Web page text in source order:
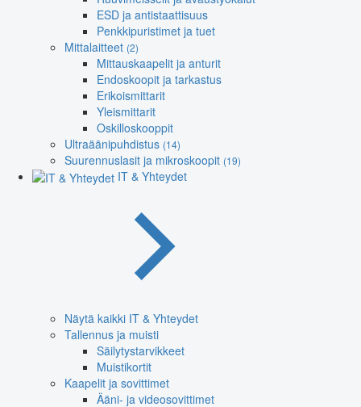
ESD ja antistaattisuus
Penkkipuristimet ja tuet
Mittalaitteet (2)
Mittauskaapelit ja anturit
Endoskoopit ja tarkastus
Erikoismittarit
Yleismittarit
Oskilloskooppit
Ultraäänipuhdistus (14)
Suurennuslasit ja mikroskoopit (19)
IT & Yhteydet
Näytä kaikki IT & Yhteydet
Tallennus ja muisti
Säilytystarvikkeet
Muistikortit
Kaapelit ja sovittimet
Ääni- ja videosovittimet